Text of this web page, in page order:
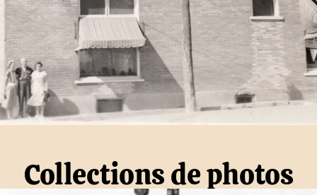
Collections de photos